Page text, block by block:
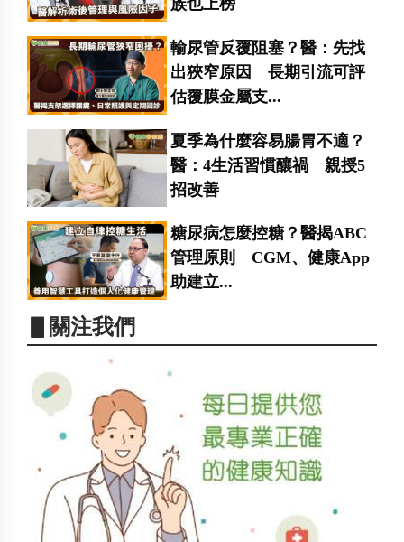
輸尿管反覆阻塞？醫：先找
出狹窄原因 長期引流可評
估覆膜金屬支...
夏季為什麼容易腸胃不適？
醫：4生活習慣釀禍 親授5
招改善
糖尿病怎麼控糖？醫揭ABC
管理原則 CGM、健康App
助建立...
▋關注我們